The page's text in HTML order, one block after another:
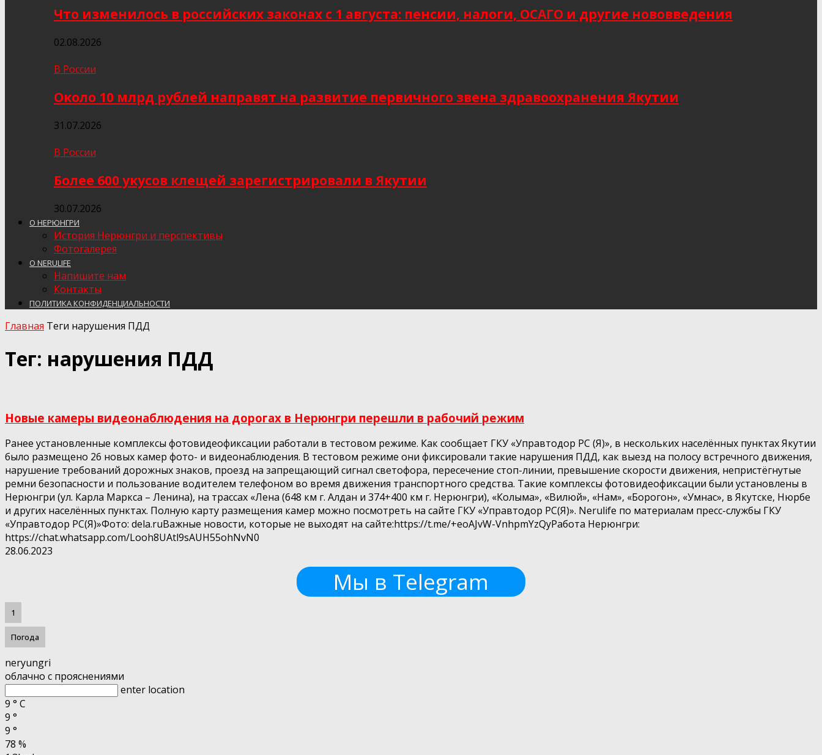
Что изменилось в российских законах с 1 августа: пенсии, налоги, ОСАГО и другие нововведения
02.08.2026
В России
Около 10 млрд рублей направят на развитие первичного звена здравоохранения Якутии
31.07.2026
В России
Более 600 укусов клещей зарегистрировали в Якутии
30.07.2026
О НЕРЮНГРИ
История Нерюнгри и перспективы
Фотогалерея
О NERULIFE
Напишите нам
Контакты
ПОЛИТИКА КОНФИДЕНЦИАЛЬНОСТИ
Главная Теги нарушения ПДД
Тег: нарушения ПДД
Новые камеры видеонаблюдения на дорогах в Нерюнгри перешли в рабочий режим
Ранее установленные комплексы фотовидеофиксации работали в тестовом режиме. Как сообщает ГКУ «Управтодор РС (Я)», в нескольких населённых пунктах Якутии
было размещено 26 новых камер фото- и видеонаблюдения. В тестовом режиме они фиксировали такие нарушения ПДД, как выезд на полосу встречного движения,
нарушение требований дорожных знаков, проезд на запрещающий сигнал светофора, пересечение стоп-линии, превышение скорости движения, непристёгнутые
ремни безопасности и пользование водителем телефоном во время движения транспортного средства. Такие комплексы фотовидеофиксации были установлены в
Нерюнгри (ул. Карла Маркса – Ленина), на трассах «Лена (648 км г. Алдан и 374+400 км г. Нерюнгри), «Колыма», «Вилюй», «Нам», «Борогон», «Умнас», в Якутске, Нюрбе
и других населённых пунктах. Полную карту размещения камер можно посмотреть на сайте ГКУ «Управтодор РС(Я)». Nerulife по материалам пресс-службы ГКУ
«Управтодор РС(Я)»Фото: dela.ruВажные новости, которые не выходят на сайте:https://t.me/+eoAJvW-VnhpmYzQyРабота Нерюнгри:
https://chat.whatsapp.com/Looh8UAtl9sAUH55ohNvN0
28.06.2023
Мы в Telegram
1
Погода
neryungri
облачно с прояснениями
enter location
9 ° C
9 °
9 °
78 %